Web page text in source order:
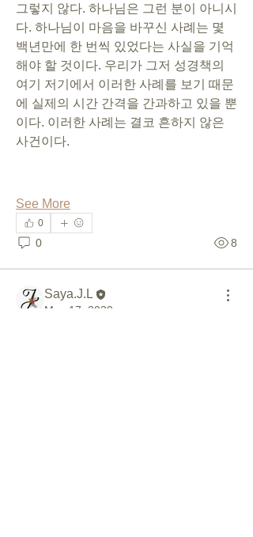
그렇지 않다. 하나님은 그런 분이 아니시
다. 하나님이 마음을 바꾸신 사례는 몇
백년만에 한 번씩 있었다는 사실을 기억
해야 할 것이다. 우리가 그저 성경책의
여기 저기에서 이러한 사례를 보기 때문
에 실제의 시간 간격을 간과하고 있을 뿐
이다. 이러한 사례는 결코 흔하지 않은
사건이다.
See More
0
0 8
Saya.J.L
May 17, 2020